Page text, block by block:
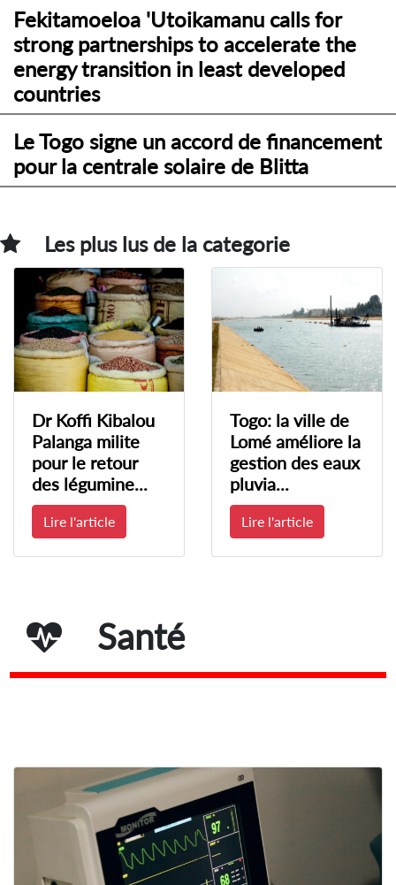
Fekitamoeloa 'Utoikamanu calls for
strong partnerships to accelerate the
energy transition in least developed
countries
Le Togo signe un accord de financement
pour la centrale solaire de Blitta
Les plus lus de la categorie
Dr Koffi Kibalou
Palanga milite
pour le retour
des légumine...
Lire l'article
Togo: la ville de
Lomé améliore la
gestion des eaux
pluvia...
Lire l'article
Santé